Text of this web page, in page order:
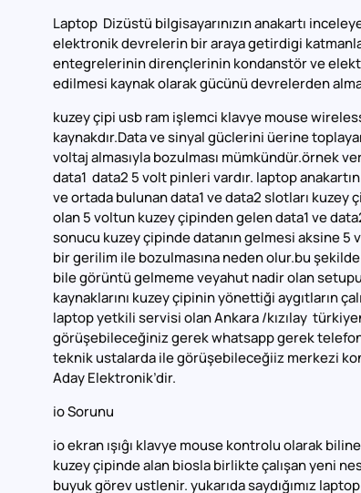
Laptop Dizüstü bilgisayarınızın anakartı
elektronik devrelerin bir araya getirdigi
entegrelerinin dirençlerinin kondanstör ve
edilmesi kaynak olarak gücünü devrelerden
kuzey çipi usb ram işlemci klavye mouse
kaynakdır.Data ve sinyal güclerini üerine
voltaj almasıyla bozulması mümkündür.örnek
data1 data2 5 volt pinleri vardır. laptop
ve ortada bulunan data1 ve data2 slotları kuzey
olan 5 voltun kuzey çipinden gelen data1 ve
sonucu kuzey çipinde datanın gelmesi aksine
bir gerilim ile bozulmasına neden olur.bu
bile görüntü gelmeme veyahut nadir olan
kaynaklarını kuzey çipinin yönettiği aygıtların
laptop yetkili servisi olan Ankara /kızılay
görüşebileceğiniz gerek whatsapp gerek
teknik ustalarda ile görüşebileceğiiz merkezi
Aday Elektronik’dir.
io Sorunu
io ekran ışıĝı klavye mouse kontrolu olarak
kuzey çipinde alan biosla birlikte çalışan yeni
buyuk görev ustlenir. yukarıda saydığımız